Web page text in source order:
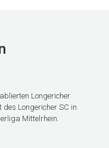
Longericher
Longericher SC in
Mittelrhein.